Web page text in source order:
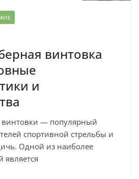
винтовка
и
— популярный
спортивной стрельбы и
Одной из наиболее
является